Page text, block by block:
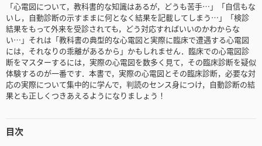
「心電図について，教科書的な知識はあるが，どうも苦手…」「自信もな
いし，自動診断の示すままに何となく結果を記載してしまう…」「検診
結果をもって外来を受診されても，どう対応すればいいのかわからな
い…」それは「教科書の典型的な心電図と実際に臨床で遭遇する心電図
には，それなりの乖離があるから」かもしれません．臨床での心電図診
断をマスターするには，実際の心電図を数多く見て，その臨床診断を疑似
体験するのが一番です．本書で，実際の心電図とその臨床診断，必要な対
応の実際について集中的に学んで，判読のセンス身につけ，自動診断の結
果とも正しくつきあえるようになりましょう！
目次